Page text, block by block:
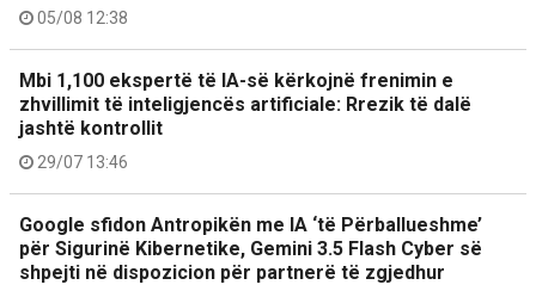
05/08 12:38
Mbi 1,100 ekspertë të IA-së kërkojnë frenimin e
zhvillimit të inteligjencës artificiale: Rrezik të dalë
jashtë kontrollit
29/07 13:46
Google sfidon Antropikën me IA ‘të Përballueshme’
për Sigurinë Kibernetike, Gemini 3.5 Flash Cyber ​​​​së
shpejti në dispozicion për partnerë të zgjedhur